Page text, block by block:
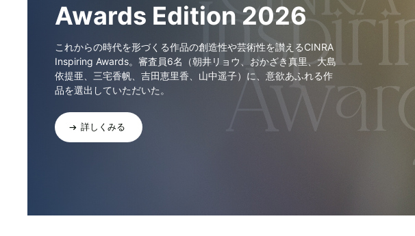
Awards Edition 2026
これからの時代を形づくる作品の創造性や芸術性を讃えるCINRA
Inspiring Awards。審査員6名（朝井リョウ、おかざき真里、大島
依提亜、三宅香帆、吉田恵里香、山中遥子）に、意欲あふれる作
品を選出していただいた。
詳しくみる